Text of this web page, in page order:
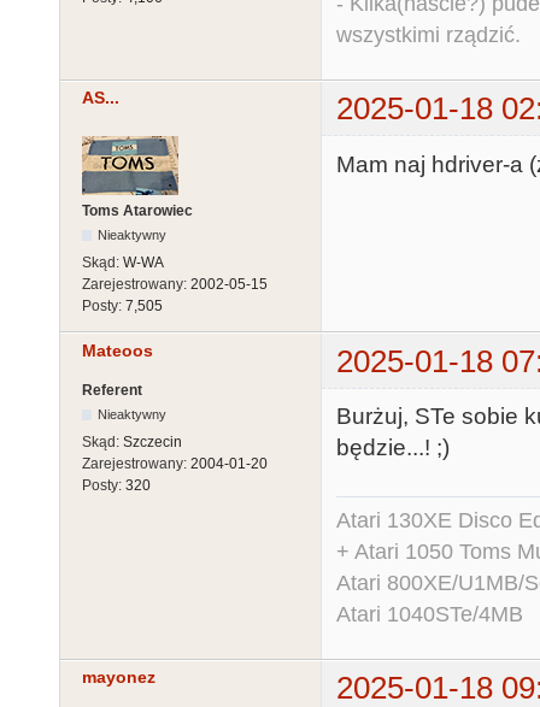
wszystkimi rządzić.
AS... 2025-01-18
Toms Atarowiec
Nieaktywny
Skąd: W-WA
Zarejestrowany: 2002-05-15
Posty: 7,505
Mam naj hdriver-a
Mateoos 2025-01-18
Referent
Nieaktywny
Skąd: Szczecin
Zarejestrowany: 2004-01-20
Posty: 320
Burżuj, STe sobie
będzie...! ;)
Atari 130XE Disco
+ Atari 1050 Toms
Atari 800XE/U1MB/
Atari 1040STe/4MB
mayonez 2025-01-18